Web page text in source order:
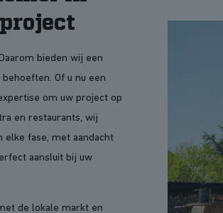
bieden wij een
Of u nu een
om uw project op
en restaurants, wij
elke fase, met aandacht
aansluit bij uw
de lokale markt en